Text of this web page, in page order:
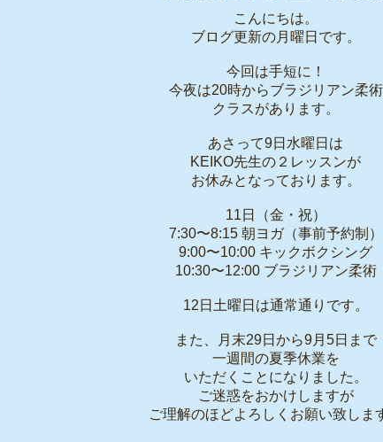
こんにちは。
ブログ更新の月曜日です。
今回は手短に！
今夜は20時からブラジリアン柔術
クラスがあります。
あさって9日水曜日は
KEIKO先生の２レッスンが
お休みとなっております。
11日（金・祝）
7:30〜8:15 朝ヨガ（事前予約制）
9:00〜10:00 キックボクシング
10:30〜12:00 ブラジリアン柔術
12日土曜日は通常通りです。
また、月末29日から9月5日まで
一週間の夏季休業を
いただくことになりました。
ご迷惑をおかけしますが
ご理解のほどよろしくお願い致しま